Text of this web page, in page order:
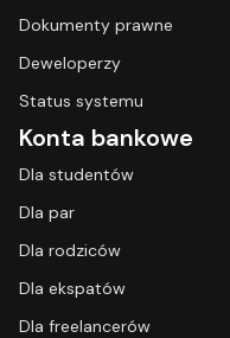
Dokumenty prawne
Deweloperzy
Status systemu
Konta bankowe
Dla studentów
Dla par
Dla rodziców
Dla ekspatów
Dla freelancerów